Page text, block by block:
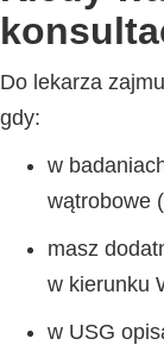
Do lekarza
gdy:
w
wątrobowe
masz
w kierunku
w USG